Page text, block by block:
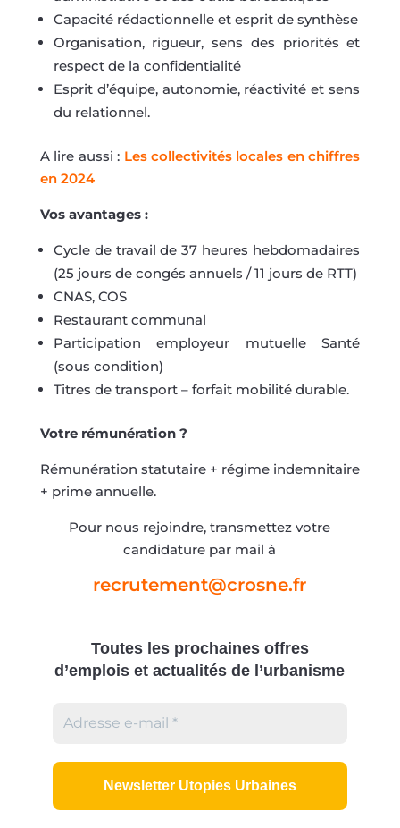
Capacité rédactionnelle et esprit de synthèse
Organisation, rigueur, sens des priorités et
respect de la confidentialité
Esprit d’équipe, autonomie, réactivité et sens
du relationnel.
A lire aussi : Les collectivités locales en chiffres
en 2024
Vos avantages :
Cycle de travail de 37 heures hebdomadaires
(25 jours de congés annuels / 11 jours de RTT)
CNAS, COS
Restaurant communal
Participation employeur mutuelle Santé
(sous condition)
Titres de transport – forfait mobilité durable.
Votre rémunération ?
Rémunération statutaire + régime indemnitaire
+ prime annuelle.
Pour nous rejoindre, transmettez votre
candidature par mail à
recrutement@crosne.fr
Toutes les prochaines offres
d’emplois et actualités de l’urbanisme